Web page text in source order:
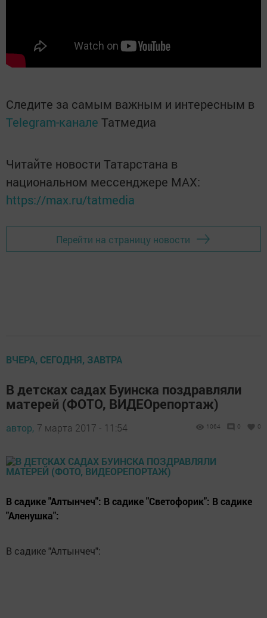
Следите за самым важным и интересным в
Telegram-канале Татмедиа
Читайте новости Татарстана в
национальном мессенджере MАХ:
https://max.ru/tatmedia
Перейти на страницу новости
ВЧЕРА, СЕГОДНЯ, ЗАВТРА
В детсках садах Буинска поздравляли
матерей (ФОТО, ВИДЕОрепортаж)
автор, 7 марта 2017 - 11:54 1064 0 0
В садике "Алтынчеч": В садике "Светофорик": В садике
"Аленушка":
В садике "Алтынчеч":